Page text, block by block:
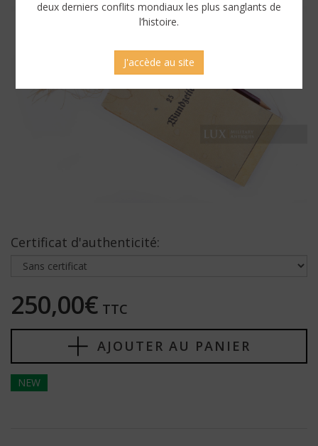
Certificat d'authenticité:
250,00€ TTC
AJOUTER AU PANIER
NEW
deux derniers conflits mondiaux les plus sanglants de
l’histoire.
J'accède au site